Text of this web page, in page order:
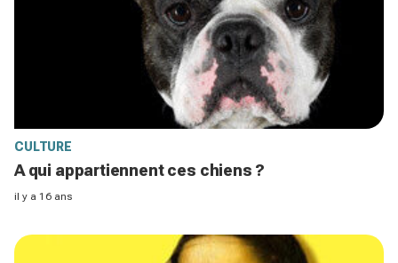
CULTURE
A qui appartiennent ces chiens ?
il y a 16 ans